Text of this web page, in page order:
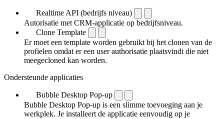
Realtime API (bedrijfs niveau)
Autorisatie met CRM-applicatie op bedrijfsniveau.
Clone Template
Er moet een template worden gebruikt bij het clonen van de
profielen omdat er een user authorisatie plaatsvindt die niet
meegecloned kan worden.
Ondersteunde applicaties
Bubble Desktop Pop-up
Bubble Desktop Pop-up is een slimme toevoeging aan je
werkplek. Je installeert de applicatie eenvoudig op je